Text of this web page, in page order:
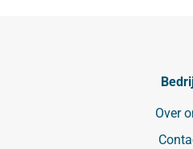
Over